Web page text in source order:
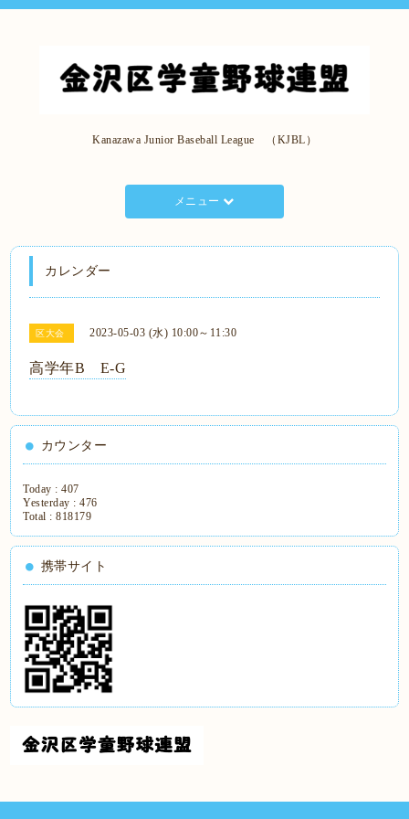
Kanazawa Junior Baseball League （KJBL）
メニュー
カレンダー
区大会 2023-05-03 (水) 10:00～11:30
高学年B E-G
カウンター
Today :407
Yesterday :476
Total :818179
携帯サイト